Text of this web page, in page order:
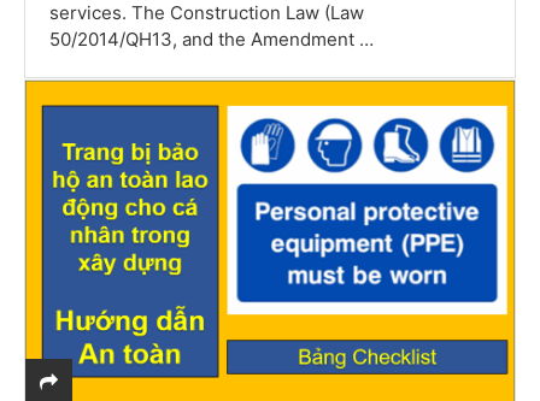
services. The Construction Law (Law
50/2014/QH13, and the Amendment …